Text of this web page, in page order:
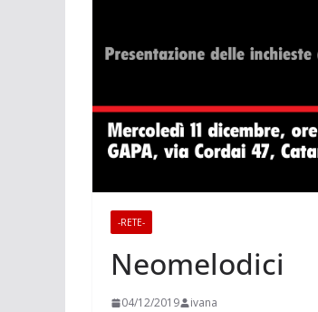
-RETE-
Neomelodici
04/12/2019 ivana